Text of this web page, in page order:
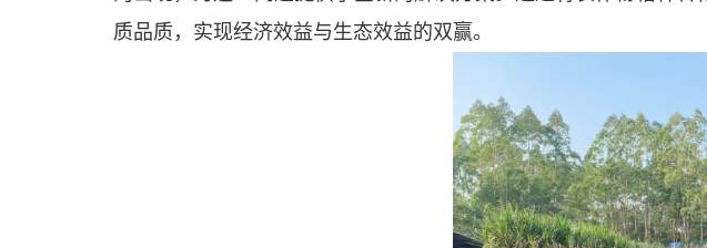
质品质，实现经济效益与生态效益的双赢。